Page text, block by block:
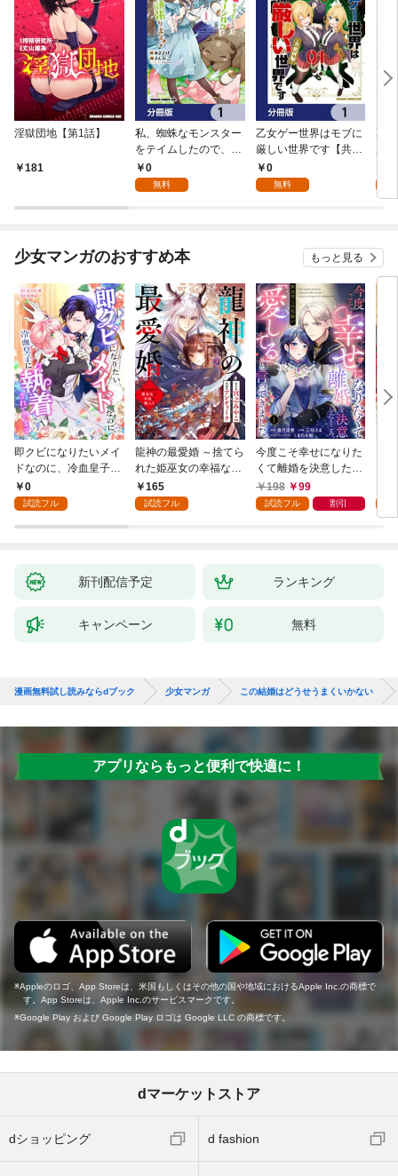
淫獄団地【第1話】
181
私、蜘蛛なモンスター
をテイムしたので、ス
パイダーシルクで裁縫
を頑張ります！【分冊
0
無料
乙女ゲー世界はモブに
厳しい世界です【共和
国編】【分冊版】 1
0
無料
乙
少女マンガのおすすめ本 もっと見る
即クビになりたいメイ
ドなのに、冷血皇子に
執着されています第1
話
0
試読フル
龍神の最愛婚 ～捨てら
れた姫巫女の幸福な嫁
入り～: 1
165
試読フル
今度こそ幸せになりた
くて離婚を決意したと
ころ、無表情な旦那様
が「愛してる」と言っ
198 99
試読フル 割引
新刊配信予定 ランキング
キャンペーン 無料
漫画無料試し読みならdブック 少女マンガ この結婚はどうせうまくいかない
アプリならもっと便利で快適に！
Appleのロゴ、App Storeは、米国もしくはその他の国や地域におけるApple Inc.の商標で
す。App Storeは、Apple Inc.のサービスマークです。
Google Play および Google Play ロゴは Google LLC の商標です。
dマーケットストア
dショッピング d fashion